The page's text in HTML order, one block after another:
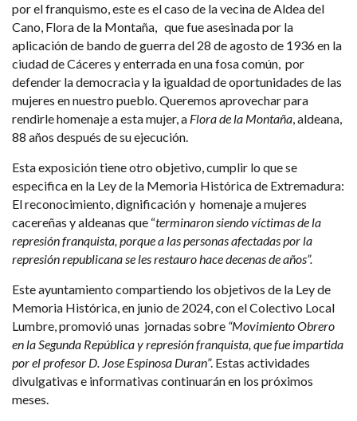
por el franquismo, este es el caso de la vecina de Aldea del
Cano, Flora de la Montaña, que fue asesinada por la
aplicación de bando de guerra del 28 de agosto de 1936 en la
ciudad de Cáceres y enterrada en una fosa común, por
defender la democracia y la igualdad de oportunidades de las
mujeres en nuestro pueblo. Queremos aprovechar para
rendirle homenaje a esta mujer, a Flora de la Montaña, aldeana,
88 años después de su ejecución.
Esta exposición tiene otro objetivo, cumplir lo que se
especifica en la Ley de la Memoria Histórica de Extremadura:
El reconocimiento, dignificación y homenaje a mujeres
cacereñas y aldeanas que “terminaron siendo víctimas de la
represión franquista, porque a las personas afectadas por la
represión republicana se les restauro hace decenas de años”.
Este ayuntamiento compartiendo los objetivos de la Ley de
Memoria Histórica, en junio de 2024, con el Colectivo Local
Lumbre, promovió unas jornadas sobre “Movimiento Obrero
en la Segunda República y represión franquista, que fue impartida
por el profesor D. Jose Espinosa Duran”. Estas actividades
divulgativas e informativas continuarán en los próximos
meses.